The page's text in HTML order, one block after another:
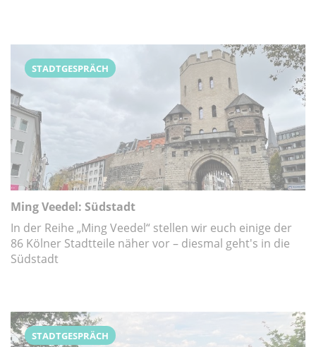
STADTGESPRÄCH
Ming Veedel: Südstadt
In der Reihe „Ming Veedel“ stellen wir euch einige der
86 Kölner Stadtteile näher vor – diesmal geht's in die
Südstadt
STADTGESPRÄCH